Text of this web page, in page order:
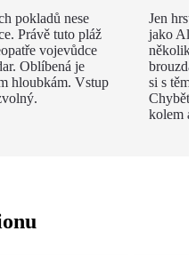
pokladů nese
Právě tuto pláž
vojevůdce
Oblíbená je
hloubkám. Vstup
Jen
jako
si s
Chybět
kolem